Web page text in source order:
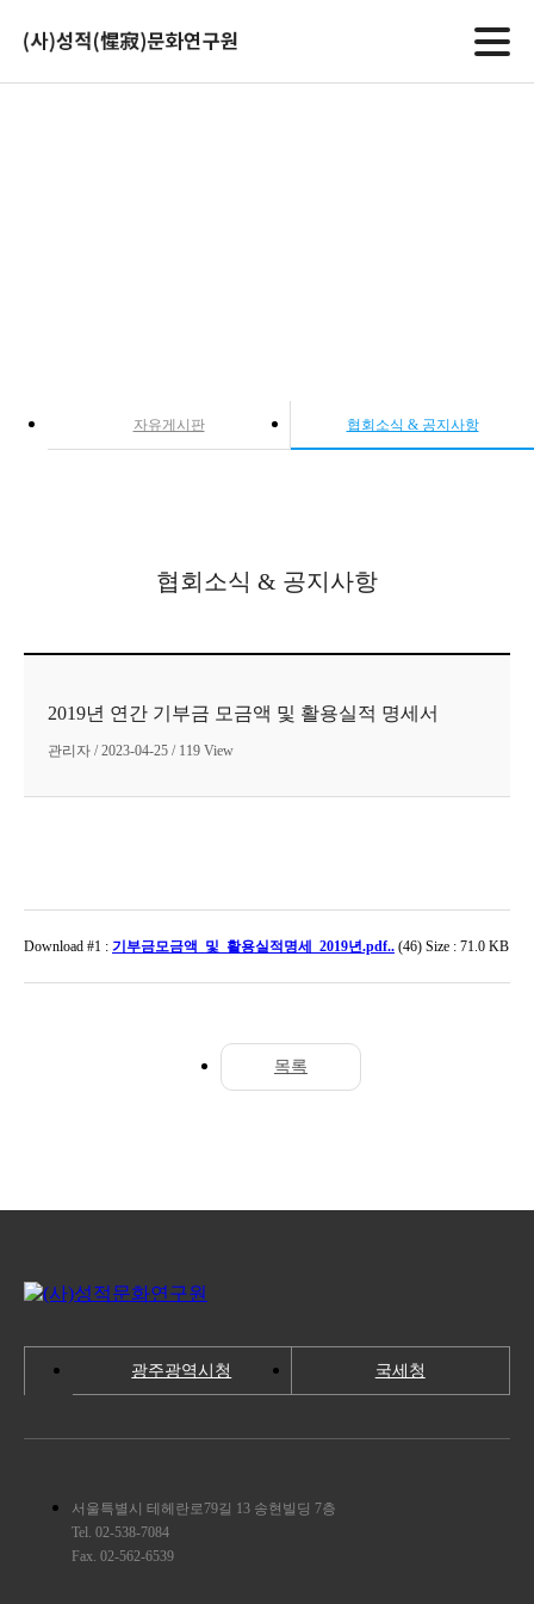
자유게시판 협회소식 & 공지사항
협회소식 & 공지사항
2019년 연간 기부금 모금액 및 활용실적 명세서
관리자 / 2023-04-25 / 119 View
Download #1 : 기부금모금액_및_활용실적명세_2019년.pdf.. (46) Size : 71.0 KB
목록
광주광역시청 국세청
서울특별시 테헤란로79길 13 송현빌딩 7층
Tel. 02-538-7084
Fax. 02-562-6539